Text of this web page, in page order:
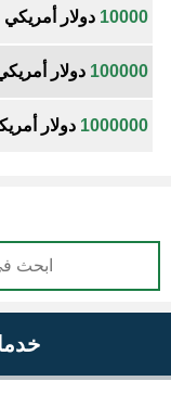
10000 دولار أمريكي
100000 دولار
1000000 دولار